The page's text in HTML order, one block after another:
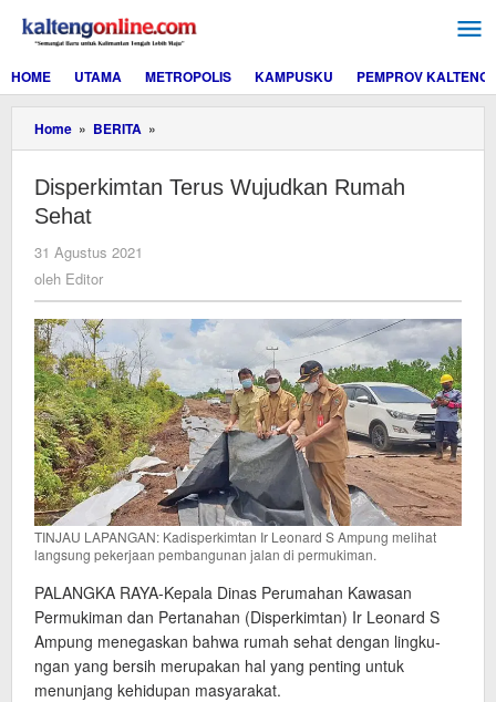
konten
HOME
UTAMA METROPOLIS KAMPUSKU PEMPROV KALTENG
Home » BERITA »
Terus
Rumah
Disperkimtan Terus Wujudkan Rumah
Sehat
31 Agustus 2021
oleh Editor
TINJAU LAPANGAN: Kadisperkimtan Ir Leonard S Ampung melihat
langsung pekerjaan pembangunan jalan di permukiman.
PALANGKA RAYA-Kepala Dinas Perumahan Kawasan
Permukiman dan Pertanahan (Disperkimtan) Ir Leonard S
Ampung mene­gaskan bahwa rumah sehat dengan lingku­
ngan yang bersih merupakan hal yang pen­ting untuk
menunjang kehidupan masyarakat.